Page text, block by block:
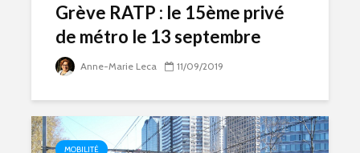
Grève RATP : le 15ème privé
de métro le 13 septembre
Anne-Marie Leca 11/09/2019
MOBILITÉ